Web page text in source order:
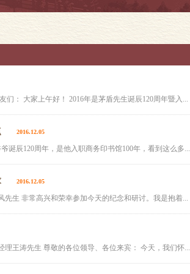
： 大家上午好！ 2016年是茅盾先生诞辰120周年暨入...
2016.12.05
诞辰120周年，是他入职商务印书馆100年，看到这么多...
2016.12.05
生 非常高兴和荣幸参加今天的纪念和研讨。我是抱着...
王涛先生 尊敬的各位领导、各位来宾： 今天，我们怀...